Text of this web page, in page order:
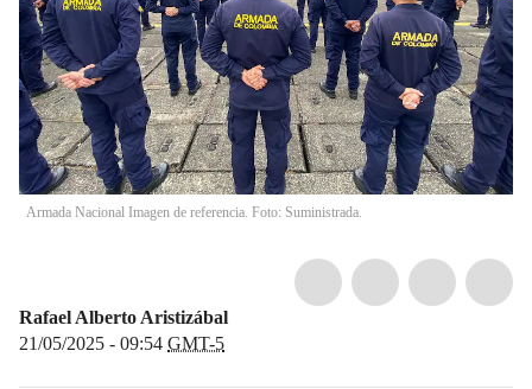
Armada Nacional Imagen de referencia. Foto: Suministrada.
Rafael Alberto Aristizábal
21/05/2025 - 09:54 GMT-5